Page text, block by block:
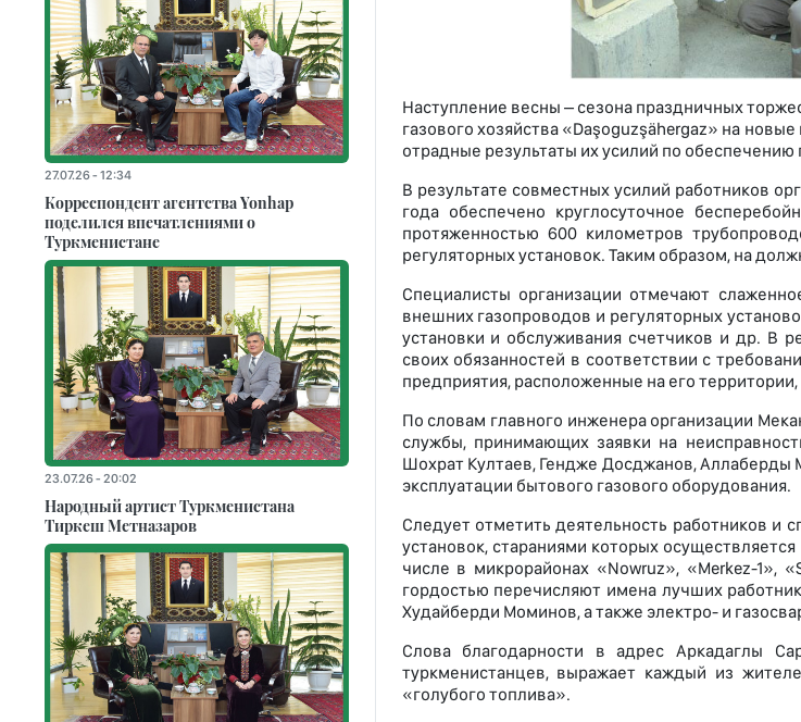
Наступление весны – сезона праздничных
газового хозяйства «Daşoguzşähergaz» на
отрадные результаты их усилий по
В результате совместных усилий работников
года обеспечено круглосуточное
протяженностью 600 километров
регуляторных установок. Таким образом, на
Специалисты организации отмечают
внешних газопроводов и регуляторных
установки и обслуживания счетчиков и др. В
своих обязанностей в соответствии с
предприятия, расположенные на его
По словам главного инженера организации
службы, принимающих заявки на
Шохрат Култаев, Гендже Досджанов,
эксплуатации бытового газового оборудования.
Следует отметить деятельность работников и
установок, стараниями которых
числе в микрорайонах «Nowruz», «Merkez-1»,
гордостью перечисляют имена лучших
Худайберди Моминов, а также электро- и
Слова благодарности в адрес Аркадаглы
туркменистанцев, выражает каждый из
«голубого топлива».
27.07.26 - 12:34
Корреспондент агентства Yonhap
поделился впечатлениями о
Туркменистане
23.07.26 - 20:02
Народный артист Туркменистана
Тиркеш Мeтназаров